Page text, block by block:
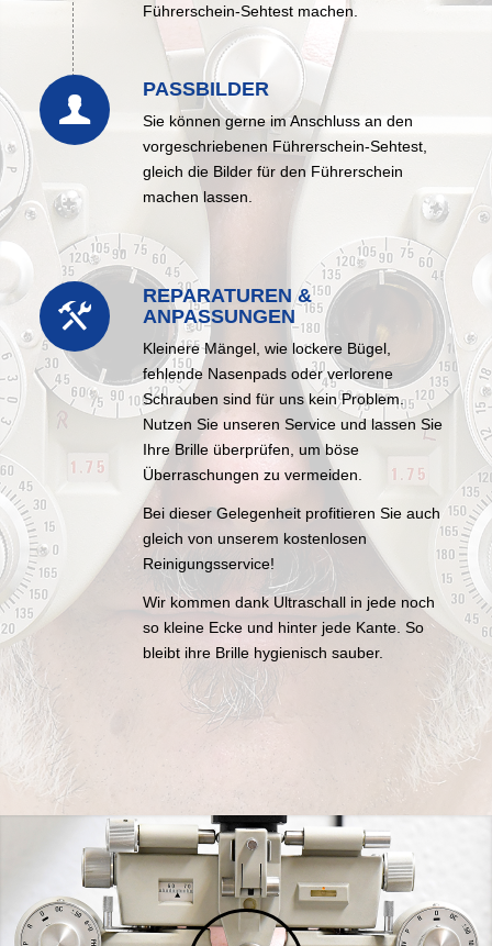
Führerschein-Sehtest machen.
PASSBILDER
Sie können gerne im Anschluss an den
vorgeschriebenen Führerschein-Sehtest,
gleich die Bilder für den Führerschein
machen lassen.
REPARATUREN &
ANPASSUNGEN
Kleinere Mängel, wie lockere Bügel,
fehlende Nasenpads oder verlorene
Schrauben sind für uns kein Problem.
Nutzen Sie unseren Service und lassen Sie
Ihre Brille überprüfen, um böse
Überraschungen zu vermeiden.
Bei dieser Gelegenheit profitieren Sie auch
gleich von unserem kostenlosen
Reinigungsservice!
Wir kommen dank Ultraschall in jede noch
so kleine Ecke und hinter jede Kante. So
bleibt ihre Brille hygienisch sauber.